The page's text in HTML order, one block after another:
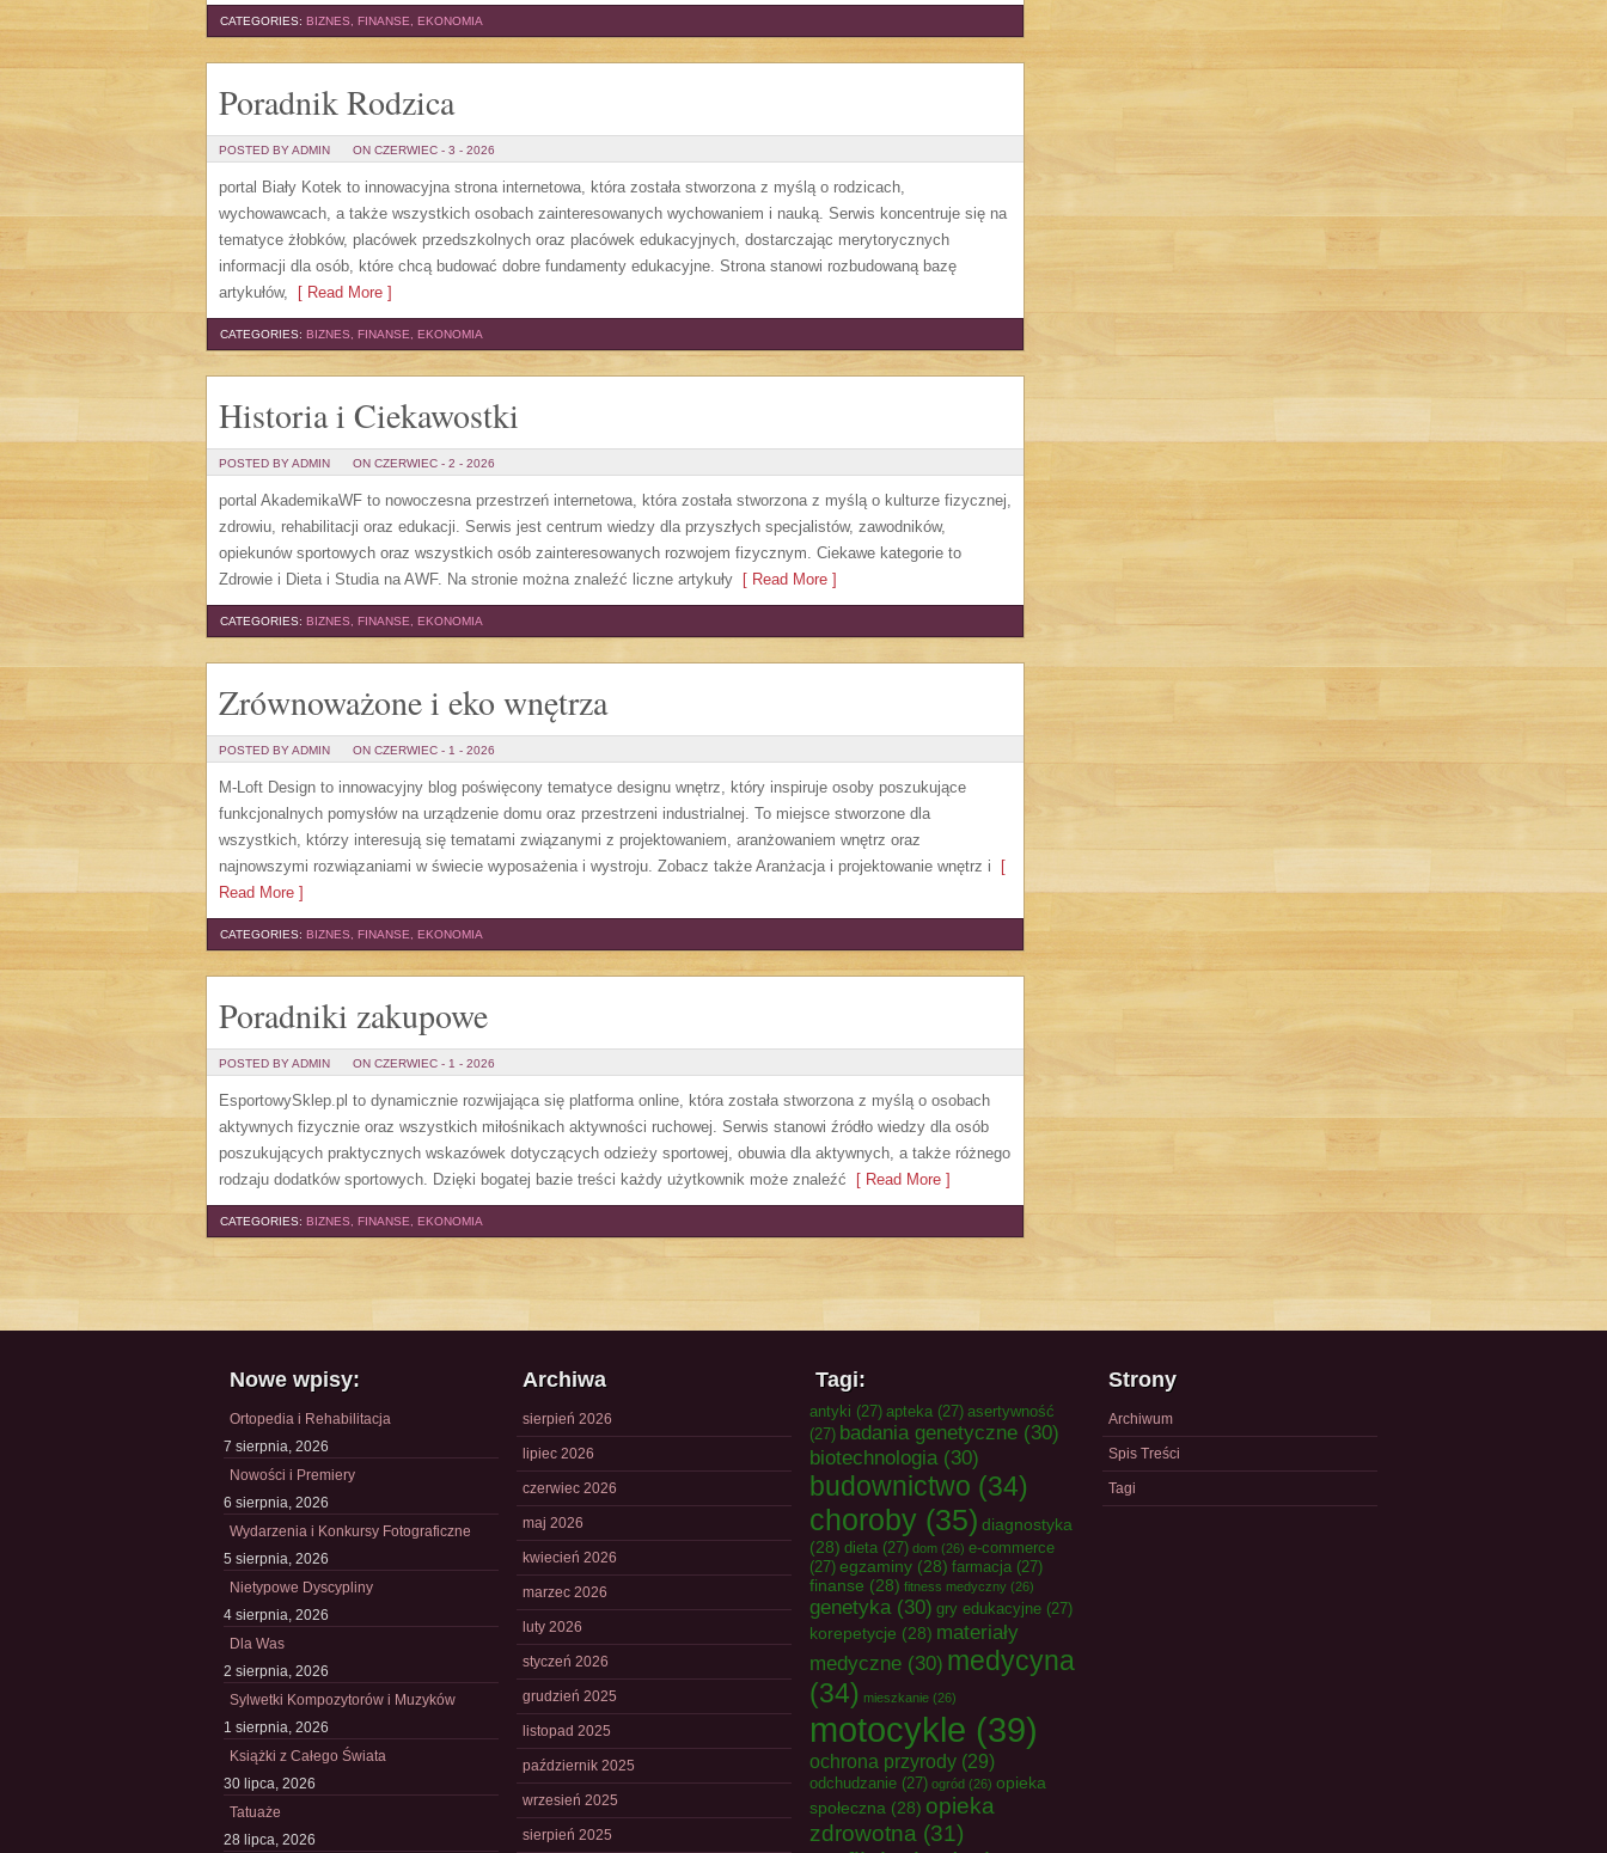
CATEGORIES: BIZNES, FINANSE, EKONOMIA
Poradnik Rodzica
POSTED BY ADMIN ON CZERWIEC - 3 - 2026
portal Biały Kotek to innowacyjna strona internetowa, która została stworzona z myślą o rodzicach,
wychowawcach, a także wszystkich osobach zainteresowanych wychowaniem i nauką. Serwis koncentruje się na
tematyce żłobków, placówek przedszkolnych oraz placówek edukacyjnych, dostarczając merytorycznych
informacji dla osób, które chcą budować dobre fundamenty edukacyjne. Strona stanowi rozbudowaną bazę
artykułów, [ Read More ]
CATEGORIES: BIZNES, FINANSE, EKONOMIA
Historia i Ciekawostki
POSTED BY ADMIN ON CZERWIEC - 2 - 2026
portal AkademikaWF to nowoczesna przestrzeń internetowa, która została stworzona z myślą o kulturze fizycznej,
zdrowiu, rehabilitacji oraz edukacji. Serwis jest centrum wiedzy dla przyszłych specjalistów, zawodników,
opiekunów sportowych oraz wszystkich osób zainteresowanych rozwojem fizycznym. Ciekawe kategorie to
Zdrowie i Dieta i Studia na AWF. Na stronie można znaleźć liczne artykuły [ Read More ]
CATEGORIES: BIZNES, FINANSE, EKONOMIA
Zrównoważone i eko wnętrza
POSTED BY ADMIN ON CZERWIEC - 1 - 2026
M-Loft Design to innowacyjny blog poświęcony tematyce designu wnętrz, który inspiruje osoby poszukujące
funkcjonalnych pomysłów na urządzenie domu oraz przestrzeni industrialnej. To miejsce stworzone dla
wszystkich, którzy interesują się tematami związanymi z projektowaniem, aranżowaniem wnętrz oraz
najnowszymi rozwiązaniami w świecie wyposażenia i wystroju. Zobacz także Aranżacja i projektowanie wnętrz i [
Read More ]
CATEGORIES: BIZNES, FINANSE, EKONOMIA
Poradniki zakupowe
POSTED BY ADMIN ON CZERWIEC - 1 - 2026
EsportowySklep.pl to dynamicznie rozwijająca się platforma online, która została stworzona z myślą o osobach
aktywnych fizycznie oraz wszystkich miłośnikach aktywności ruchowej. Serwis stanowi źródło wiedzy dla osób
poszukujących praktycznych wskazówek dotyczących odzieży sportowej, obuwia dla aktywnych, a także różnego
rodzaju dodatków sportowych. Dzięki bogatej bazie treści każdy użytkownik może znaleźć [ Read More ]
CATEGORIES: BIZNES, FINANSE, EKONOMIA
Nowe wpisy:
Ortopedia i Rehabilitacja
7 sierpnia, 2026
Nowości i Premiery
6 sierpnia, 2026
Wydarzenia i Konkursy Fotograficzne
5 sierpnia, 2026
Nietypowe Dyscypliny
4 sierpnia, 2026
Dla Was
2 sierpnia, 2026
Sylwetki Kompozytorów i Muzyków
1 sierpnia, 2026
Książki z Całego Świata
30 lipca, 2026
Tatuaże
28 lipca, 2026
Archiwa
sierpień 2026
lipiec 2026
czerwiec 2026
maj 2026
kwiecień 2026
marzec 2026
luty 2026
styczeń 2026
grudzień 2025
listopad 2025
październik 2025
wrzesień 2025
sierpień 2025
Tagi:
antyki (27) apteka (27) asertywność
(27) badania genetyczne (30)
biotechnologia(30)
budownictwo (34)
choroby (35) diagnostyka
(28) dieta (27) dom (26) e-commerce
(27) egzaminy (28) farmacja (27)
finanse (28) fitness medyczny (26)
genetyka(30) gry edukacyjne (27)
korepetycje (28) materiały
medyczne (30) medycyna
(34) mieszkanie (26)
motocykle (39)
ochrona przyrody (29)
odchudzanie (27) ogród (26) opieka
społeczna (28) opieka
zdrowotna (31)
Strony
Archiwum
Spis Treści
Tagi